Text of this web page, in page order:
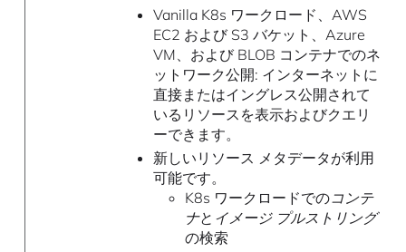
Vanilla K8s ワークロード、AWS
EC2 および S3 バケット、Azure
VM、および BLOB コンテナでのネ
ットワーク公開: インターネットに
直接またはイングレス公開されて
いるリソースを表示およびクエリ
ーできます。
新しいリソース メタデータが利用
可能です。
K8s ワークロードでのコンテ
ナと イメージ プルストリング
の検索